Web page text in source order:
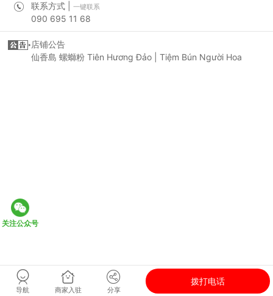
联系方式 |一键联系
090 695 11 68
店铺公告
仙香島 螺螄粉 Tiên Hương Đảo | Tiệm Bún Người Hoa
导航 商家入驻 分享
拨打电话
关注公众号